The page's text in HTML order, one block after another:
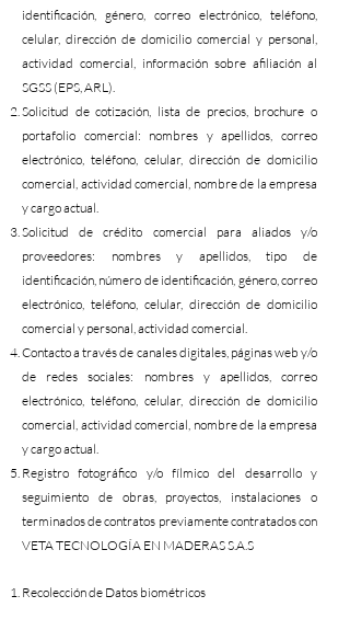
identificación, género, correo electrónico, teléfono,
celular, dirección de domicilio comercial y personal,
actividad comercial, información sobre afiliación al
SGSS (EPS, ARL).
Solicitud de cotización, lista de precios, brochure o
portafolio comercial: nombres y apellidos, correo
electrónico, teléfono, celular, dirección de domicilio
comercial, actividad comercial, nombre de la empresa
y cargo actual.
Solicitud de crédito comercial para aliados y/o
proveedores: nombres y apellidos, tipo de
identificación, número de identificación, género, correo
electrónico, teléfono, celular, dirección de domicilio
comercial y personal, actividad comercial.
Contacto a través de canales digitales, páginas web y/o
de redes sociales: nombres y apellidos, correo
electrónico, teléfono, celular, dirección de domicilio
comercial, actividad comercial, nombre de la empresa
y cargo actual.
Registro fotográfico y/o fílmico del desarrollo y
seguimiento de obras, proyectos, instalaciones o
terminados de contratos previamente contratados con
VETA TECNOLOGÍA EN MADERAS S.A.S
Recolección de Datos biométricos